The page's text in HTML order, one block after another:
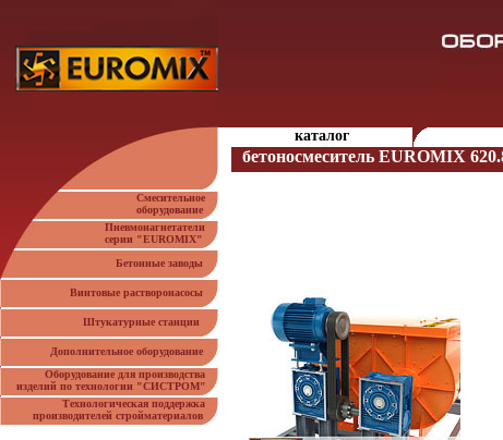
каталог
бетоносмеситель EUROMIX
Смесительное
оборудование
Пневмонагнетатели
серии "EUROMIX"
Бетонные заводы
Винтовые растворонасосы
Штукатурные станции
Дополнительное оборудование
Оборудование для производства
изделий по технологии "СИСТРОМ"
Технологическая поддержка
производителей стройматериалов